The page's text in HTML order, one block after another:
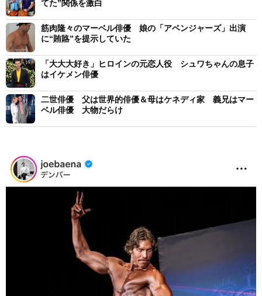
てた”関係を激白
筋肉隆々のマーベル俳優 娘の「アベンジャーズ」出演
に“賄賂”を提示していた
「大大大好き」ヒロインの元恋人役 シュワちゃんの息子
はイケメン俳優
二世俳優 父は世界的俳優＆母はケネディ家 義兄はマー
ベル俳優 大物だらけ